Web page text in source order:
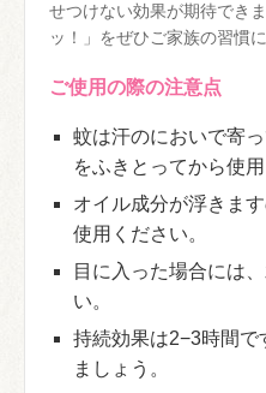
せつけない効果が期待でき
ッ！」をぜひご家族の習慣
ご使用の際の注意点
蚊は汗のにおいで寄
をふきとってから使用
オイル成分が浮きま
使用ください。
目に入った場合には
い。
持続効果は2−3時間で
ましょう。